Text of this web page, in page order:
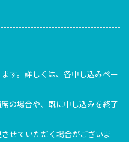
す。詳しくは、各申し込みペー
の場合や、既に申し込みを終了
せていただく場合がございま